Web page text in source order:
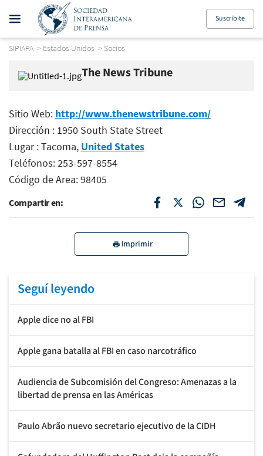
Suscribite
SIPIAPA > Estados Unidos > Socios
The News Tribune
Sitio Web: http://www.thenewstribune.com/
Dirección : 1950 South State Street
Lugar : Tacoma, United States
Teléfonos: 253-597-8554
Código de Area: 98405
Compartir en:
Imprimir
Seguí leyendo
Apple dice no al FBI
Apple gana batalla al FBI en caso narcotráfico
Audiencia de Subcomisión del Congreso: Amenazas a la
libertad de prensa en las Américas
Paulo Abrão nuevo secretario ejecutivo de la CIDH